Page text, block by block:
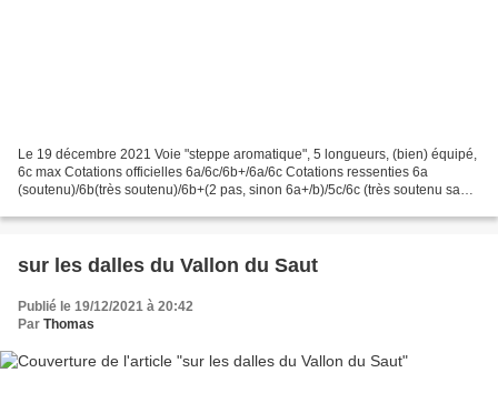
Le 19 décembre 2021 Voie "steppe aromatique", 5 longueurs, (bien) équipé,
6c max Cotations officielles 6a/6c/6b+/6a/6c Cotations ressenties 6a
(soutenu)/6b(très soutenu)/6b+(2 pas, sinon 6a+/b)/5c/6c (très soutenu sauf
sur les dalles du Vallon du Saut
Publié le 19/12/2021 à 20:42
Par Thomas